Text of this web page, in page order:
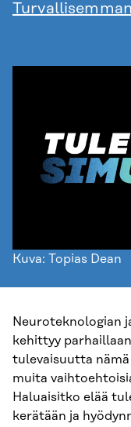
Kuva: Topias Dean
Neuroteknologian
kehittyy
tulevaisuutta
muita
Haluaisitko elää
kerätään ja